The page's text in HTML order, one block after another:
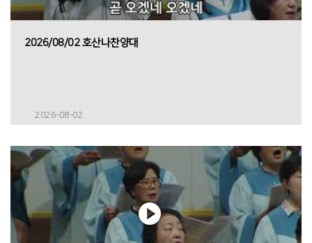
2026/08/02 호산나찬양대
2026-08-02